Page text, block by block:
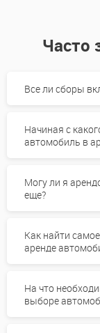
Часто
Все ли сборы
Начиная с
автомобиль в
Могу ли я
еще?
Как найти
аренде
На что
выборе